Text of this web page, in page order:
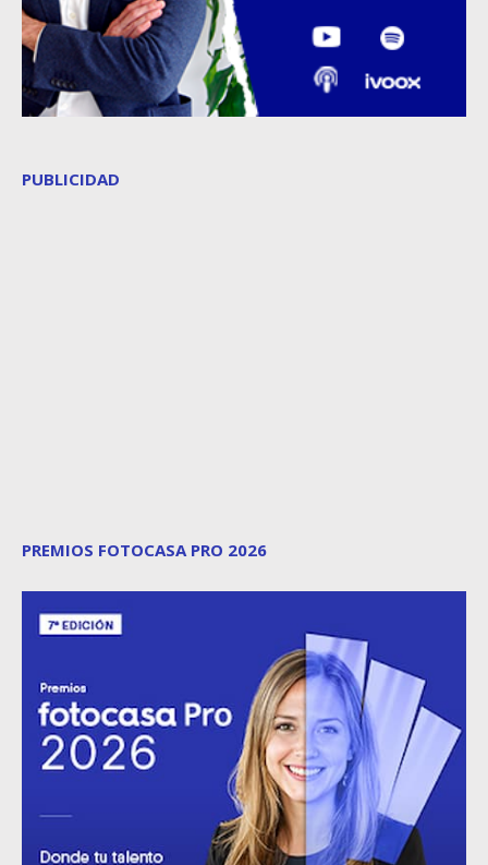
PUBLICIDAD
PREMIOS FOTOCASA PRO 2026